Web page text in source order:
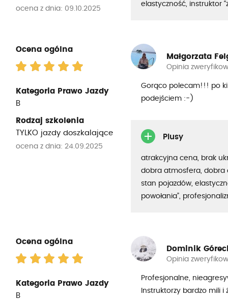
ocena z dnia: 09.10.2025
elastyczność, instruktor
Ocena ogólna
Kategoria Prawo Jazdy
B
Rodzaj szkolenia
TYLKO jazdy doszkalające
ocena z dnia: 24.09.2025
Małgorzata
Opinia
Gorąco polecam!!! po
podejściem :-)
Plusy
atrakcyjna cena, brak
dobra atmosfera, dobra
stan pojazdów,
powołania”,
Ocena ogólna
Kategoria Prawo Jazdy
B
Dominik
Opinia
Profesjonalne,
Instruktorzy bardzo mili i